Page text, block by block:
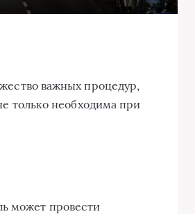
важных процедур,
только необходима при
может провести